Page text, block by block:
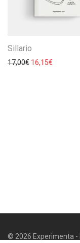
Sillario
17,00€ 16,15€
© 2026 Experimenta -